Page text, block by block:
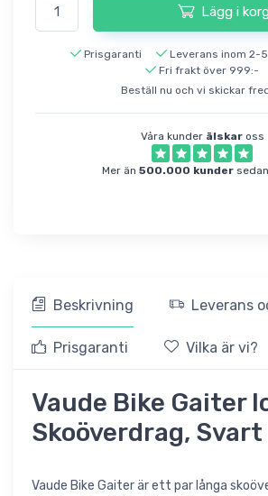
Lägg i
Prisgaranti
Leverans inom 2-
Fri frakt över 999:-
Beställ nu och vi skickar
Våra kunder älskaross
Mer än 500.000 kunder
Beskrivning Leverans
Prisgaranti Vilka är vi?
Vaude Bike Gaiter
Skoöverdrag, Svart
Vaude Bike Gaiter är ett par långa